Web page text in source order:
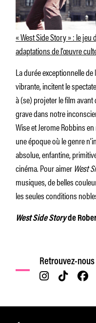
« West Side Story » : le
adaptations de l’œuvre
La durée exceptionnelle
vibrante, incitent le
à (se) projeter le film avant
grave dans notre
Wise et Jerome Robbins
une époque où le genre
absolue, enfantine,
cinéma. Pour aimerWest
musiques, de belles
les seules conditions
West Side Storyde
Retrouvez-